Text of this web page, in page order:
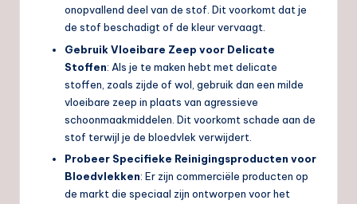
onopvallend deel van de stof. Dit voorkomt dat je
de stof beschadigt of de kleur vervaagt.
Gebruik Vloeibare Zeep voor Delicate
Stoffen: Als je te maken hebt met delicate
stoffen, zoals zijde of wol, gebruik dan een milde
vloeibare zeep in plaats van agressieve
schoonmaakmiddelen. Dit voorkomt schade aan de
stof terwijl je de bloedvlek verwijdert.
Probeer Specifieke Reinigingsproducten voor
Bloedvlekken: Er zijn commerciële producten op
de markt die speciaal zijn ontworpen voor het